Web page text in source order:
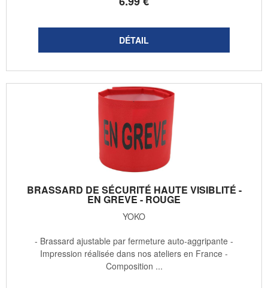
BRASSARD DE SÉCURITÉ HAUTE VISIBLITÉ -
EN GREVE - ROUGE
YOKO
- Brassard ajustable par fermeture auto-aggripante -
Impression réalisée dans nos ateliers en France -
Composition ...